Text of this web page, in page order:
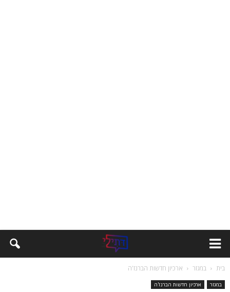
בית במגזר ארכיון חדשות הברנז'ה
במגזר ארכיון חדשות הברנז'ה